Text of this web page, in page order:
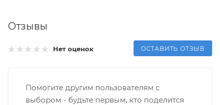
Отзывы
Нет оценок ОСТАВИТЬ ОТЗЫВ
Помогите другим пользователям с
выбором - будьте первым, кто поделится